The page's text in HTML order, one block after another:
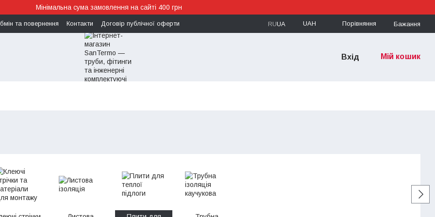
Мінімальна сума замовлення на сайті 400 грн
та повернення Контакти
Договір публічної оферти
RUUA UAH Порівняння Бажання
Вхід Мій кошик